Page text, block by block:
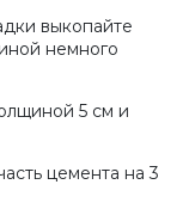
выкопайте
немного
5 см и
цемента на 3